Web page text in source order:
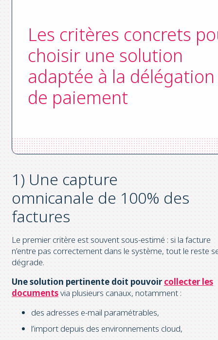
Les critères concrets
choisir une solution
adaptée à la délégation
de paiement
1) Une capture
omnicanale de 100% des
factures
Le premier critère est souvent sous-estimé : si la facture
n’entre pas correctement dans le système, tout le reste
dégrade.
Une solution pertinente doit pouvoircollecter les
documentsvia plusieurs canaux, notamment :
des adresses e-mail paramétrables,
l’import depuis des environnements cloud,